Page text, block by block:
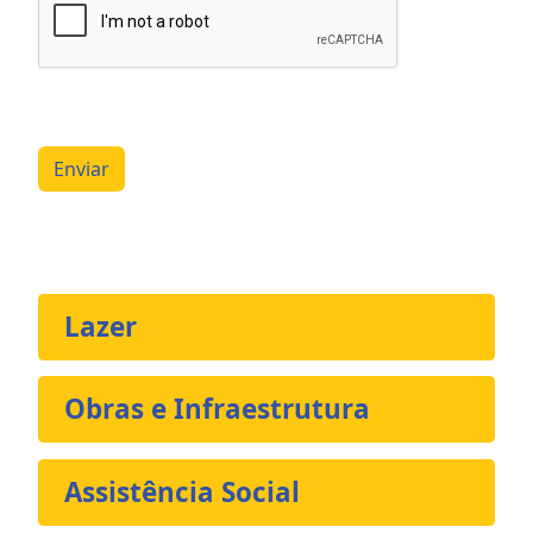
Enviar
Lazer
Obras e Infraestrutura
Assistência Social